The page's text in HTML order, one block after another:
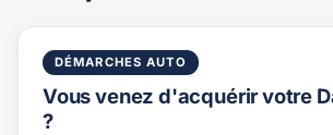
DÉMARCHES AUTO
Vous venez d'acquérir votre
?